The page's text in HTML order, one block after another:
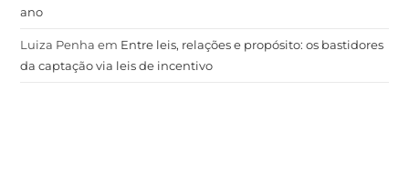
ano
Luiza Penha em Entre leis, relações e propósito: os bastidores
da captação via leis de incentivo